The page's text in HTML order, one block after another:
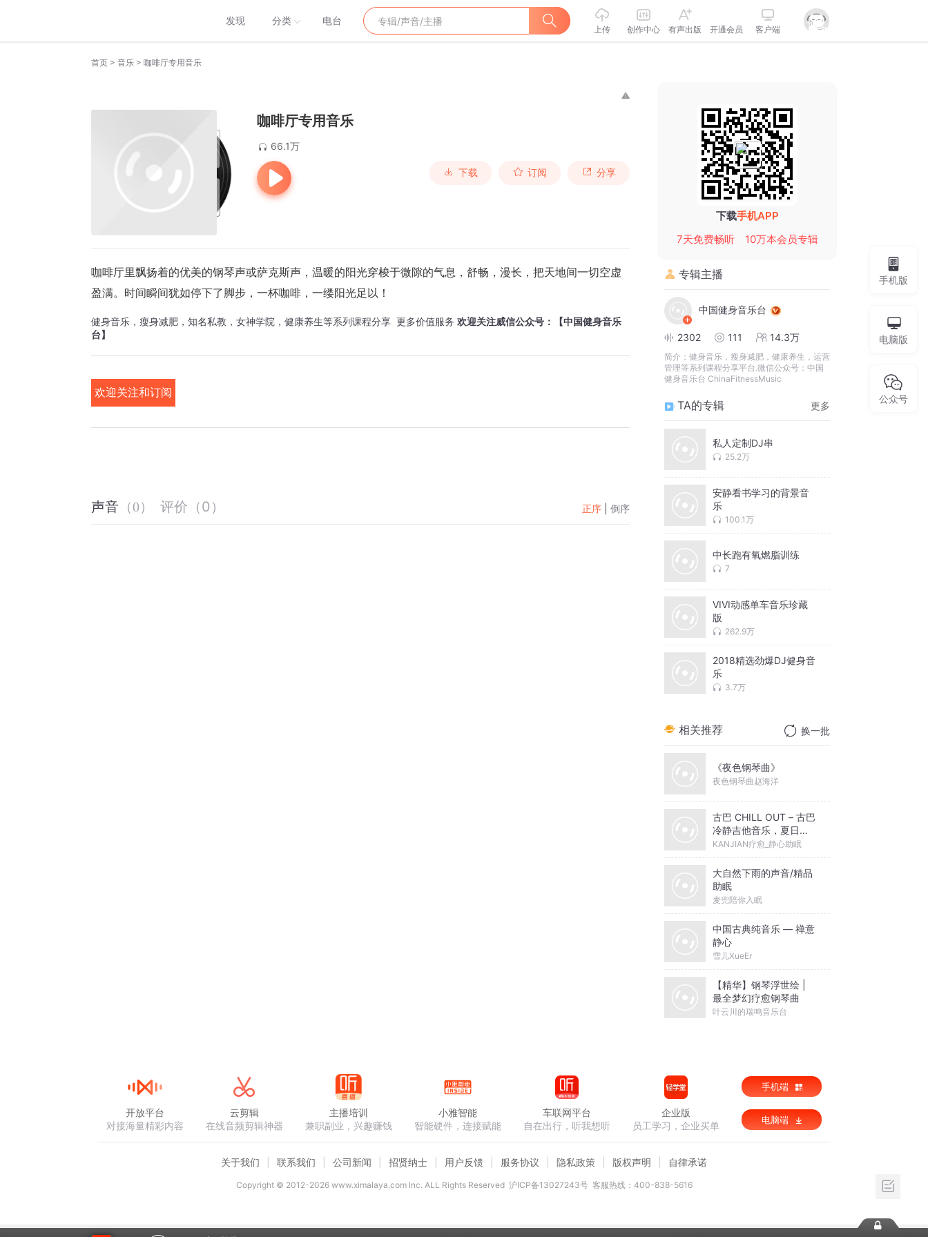
发现 分类 电台
上传 创作中心 有声出版 开通会员 客户端
首页 > 音乐 > 咖啡厅专用音乐
咖啡厅专用音乐
66.1万
下载 订阅 分享
咖啡厅里飘扬着的优美的钢琴声或萨克斯声，温暖的阳光穿梭于微隙的气息，舒畅，漫长，把天地间一切空虚
盈满。时间瞬间犹如停下了脚步，一杯咖啡，一缕阳光足以！
健身音乐，瘦身减肥，知名私教，女神学院，健康养生等系列课程分享  更多价值服务 欢迎关注威信公众号：【中国健身音乐
台】
欢迎关注和订阅
声音 （0） 评价 （0 ） 正序 倒序
下载手机APP
7天免费畅听
10万本会员专辑
专辑主播
中国健身音乐台
2302 111 14.3万
简介： 健身音乐，瘦身减肥，健康养生，运营
管理等系列课程分享平台.微信公众号：中国
健身音乐台 ChinaFitnessMusic
TA的专辑 更多
私人定制DJ串
25.2万
安静看书学习的背景音
乐
100.1万
中长跑有氧燃脂训练
7
VIVI动感单车音乐珍藏
版
262.9万
2018精选劲爆DJ健身音
乐
3.7万
相关推荐 换一批
《夜色钢琴曲》
夜色钢琴曲赵海洋
古巴 CHILL OUT – 古巴
冷静吉他音乐，夏日派
对，拉丁音乐， Chill
KANJIAN疗愈_静心助眠
大自然下雨的声音/精品
助眠
麦兜陪你入眠
中国古典纯音乐 — 禅意
静心
雪儿XueEr
【精华】钢琴浮世绘 |
最全梦幻疗愈钢琴曲
叶云川的瑞鸣音乐台
手机版
电脑版
公众号
开放平台
对接海量精彩内容
云剪辑
在线音频剪辑神器
主播培训
兼职副业，兴趣赚钱
小雅智能
智能硬件，连接赋能
车联网平台
自在出行，听我想听
企业版
员工学习，企业买单
手机端
电脑端
关于我们 联系我们 公司新闻 招贤纳士 用户反馈 服务协议 隐私政策 版权声明 自律承诺
Copyright © 2012-2026www.ximalaya.com lnc. ALL Rights Reserved 沪ICP备13027243号 客服热线：400-838-5616